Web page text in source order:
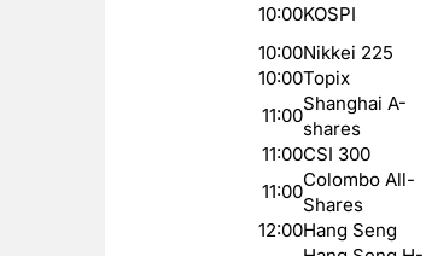
10:00KOSPI
10:00Nikkei 225
10:00Topix
11:00
Shanghai A-
shares
11:00CSI 300
11:00
Colombo All-
Shares
12:00Hang Seng